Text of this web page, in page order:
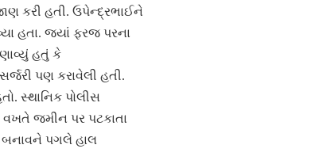
કરી હતી. ઉપેન્દ્રભાઈને
હતા. જ્યાં ફરજ પરના
હતું કે
પણ કરાવેલી હતી.
સ્થાનિક પોલીસ
વખતે જમીન પર પટકાતા
બનાવને પગલે હાલ